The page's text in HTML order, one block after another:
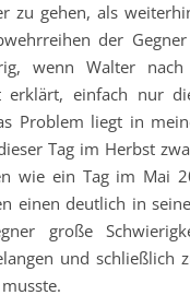
zu gehen, als
der
wenn Walter
erklärt, einfach nur
Problem liegt in
Tag im Herbst
wie ein Tag im Mai
einen deutlich in
große
und schließlich